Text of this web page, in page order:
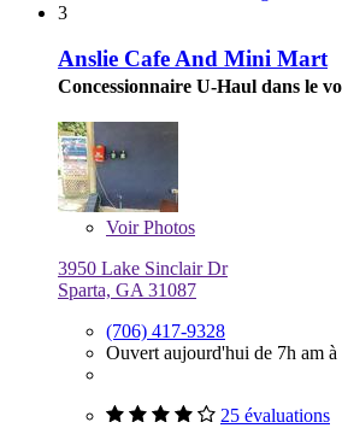
3
Anslie Cafe And Mini Mart
Concessionnaire U-Haul dans le
VoirPhotos
3950 Lake Sinclair Dr
Sparta, GA 31087
(706) 417-9328
Ouvert aujourd'hui de 7h am à
25 évaluations